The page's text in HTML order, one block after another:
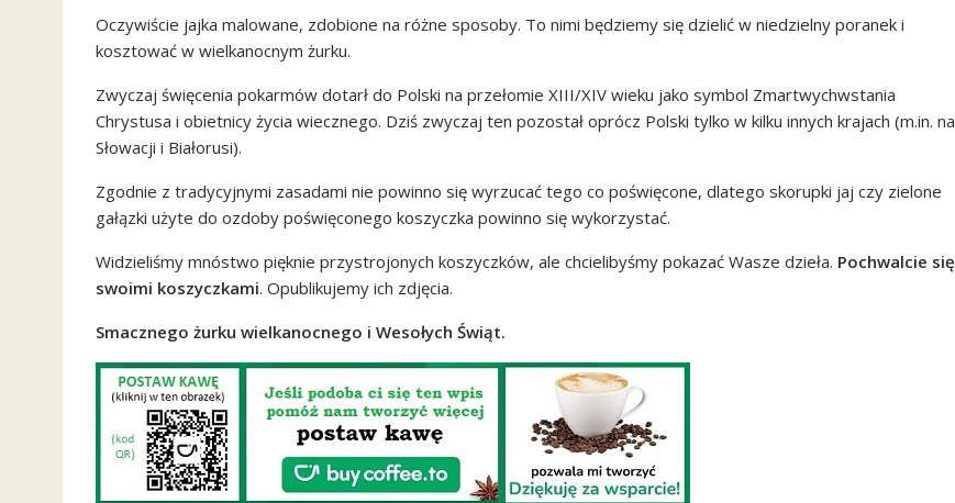
Oczywiście jajka malowane, zdobione na różne sposoby. To nimi będziemy się dzielić w niedzielny poranek i
kosztować w wielkanocnym żurku.
Zwyczaj święcenia pokarmów dotarł do Polski na przełomie XIII/XIV wieku jako symbol Zmartwychwstania
Chrystusa i obietnicy życia wiecznego. Dziś zwyczaj ten pozostał oprócz Polski tylko w kilku innych krajach (m.in. na
Słowacji i Białorusi).
Zgodnie z tradycyjnymi zasadami nie powinno się wyrzucać tego co poświęcone, dlatego skorupki jaj czy zielone
gałązki użyte do ozdoby poświęconego koszyczka powinno się wykorzystać.
Widzieliśmy mnóstwo pięknie przystrojonych koszyczków, ale chcielibyśmy pokazać Wasze dzieła. Pochwalcie się
swoimi koszyczkami. Opublikujemy ich zdjęcia.
Smacznego żurku wielkanocnego i Wesołych Świąt.